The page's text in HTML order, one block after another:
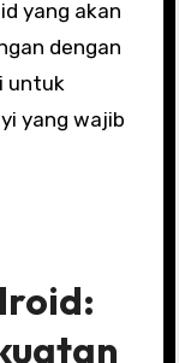
yang akan
dengan
untuk
yang wajib